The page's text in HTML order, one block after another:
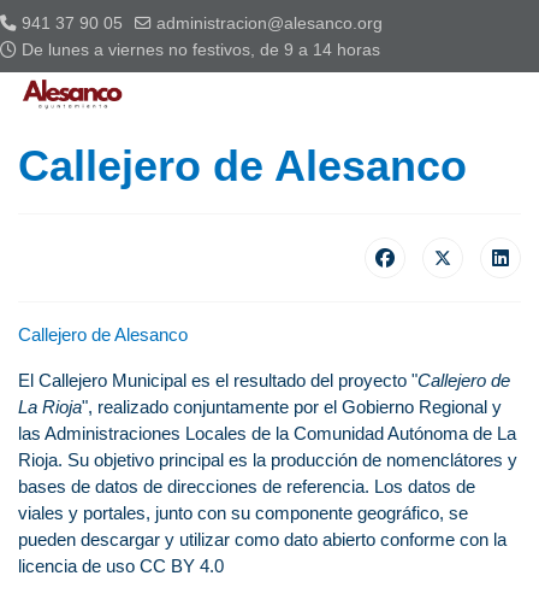
941 37 90 05
administracion@alesanco.org
De lunes a viernes no festivos, de 9 a 14 horas
Callejero de Alesanco
Callejero de Alesanco
El Callejero Municipal es el resultado del proyecto "Callejero de
La Rioja", realizado conjuntamente por el Gobierno Regional y
las Administraciones Locales de la Comunidad Autónoma de La
Rioja. Su objetivo principal es la producción de nomenclátores y
bases de datos de direcciones de referencia. Los datos de
viales y portales, junto con su componente geográfico, se
pueden descargar y utilizar como dato abierto conforme con la
licencia de uso CC BY 4.0